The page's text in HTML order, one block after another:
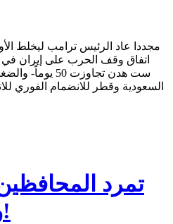
مجددا عاد الرئيس ترامب ليخلط
اتفاق وقف الحرب على إيران في
ست هدن تجاوزت
السعودية وقطر للانضمام الفوري
تمرد
ومواقف ترامب!